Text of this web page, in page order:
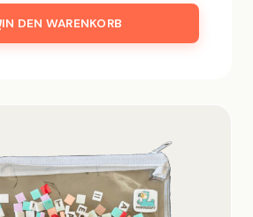
IN DEN WARENKORB